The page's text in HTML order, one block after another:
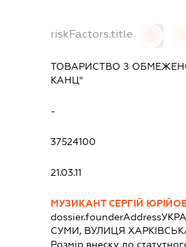
riskFactors.title
ТОВАРИСТВО З
КАНЦ"
-
37524100
21.03.11
МУЗИКАНТ СЕРГІЙ
dossier.founderAddress
СУМИ, ВУЛИЦЯ
Розмір внеску до